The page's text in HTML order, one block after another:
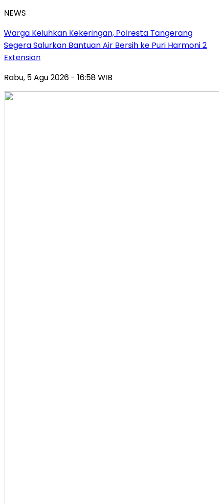
NEWS
Warga Keluhkan Kekeringan, Polresta Tangerang
Segera Salurkan Bantuan Air Bersih ke Puri Harmoni 2
Extension
Rabu, 5 Agu 2026 - 16:58 WIB